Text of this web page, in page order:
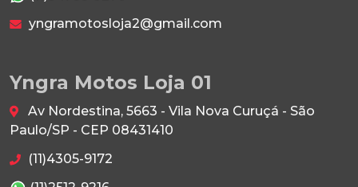
yngramotosloja2@gmail.com
Yngra Motos Loja 01
Av Nordestina, 5663 - Vila Nova Curuçá - São
Paulo/SP - CEP 08431410
(11)4305-9172